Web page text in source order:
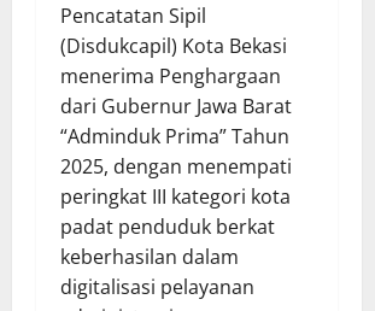
Pencatatan Sipil
(Disdukcapil) Kota Bekasi
menerima Penghargaan
dari Gubernur Jawa Barat
“Adminduk Prima” Tahun
2025, dengan menempati
peringkat III kategori kota
padat penduduk berkat
keberhasilan dalam
digitalisasi pelayanan